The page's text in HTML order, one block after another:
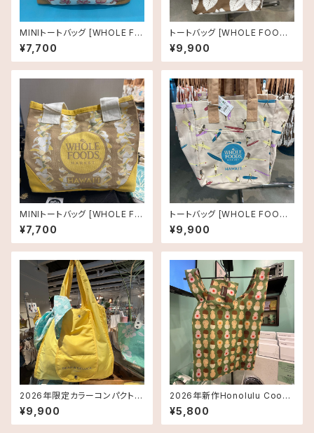
MINIトートバッグ [WHOLE FO
ODS MARKET]プルメリア
¥7,700
トートバッグ [WHOLE FOODS
MARKET]ホールフーズマーケ
ット オーガニックショッピングバ
ッグ タロリーフ
¥9,900
MINIトートバッグ [WHOLE FO
ODS MARKET]レイ
¥7,700
トートバッグ [WHOLE FOODS
MARKET]ホールフーズマーケ
ット オーガニックショッピングバ
ッグ サーファーガール
¥9,900
2026年限定カラーコンパクトエ
コバッグ《ハワイ限定》Dean &
DeLuca ディーンアンドデルー
カ Shopping Bag
¥9,900
2026年新作Honolulu Cooki
eエコバッグSmallサイズ
¥5,800